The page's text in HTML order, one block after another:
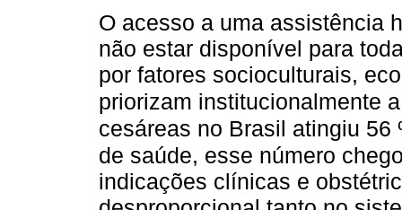
O acesso a uma assistência
não estar disponível para
por fatores socioculturais,
priorizam institucionalmente
cesáreas no Brasil atingiu
de saúde, esse número
indicações clínicas e